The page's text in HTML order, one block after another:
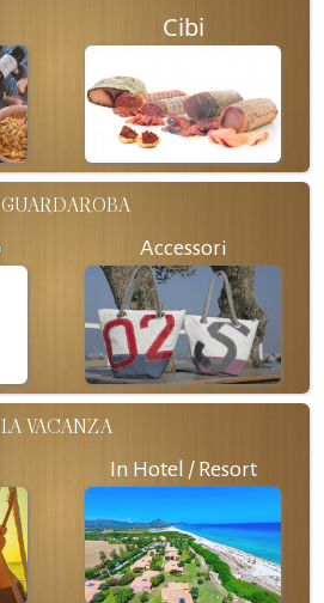
Cibi
Accessori
LA VACANZA
In Hotel / Resort